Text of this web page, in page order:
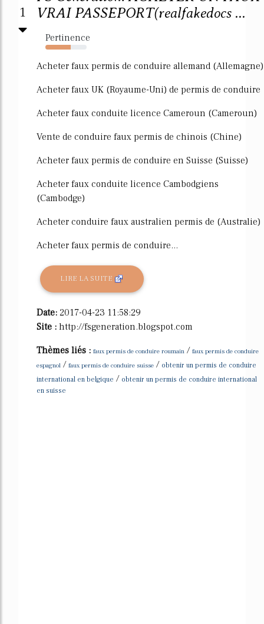
1
VRAI PASSEPORT(realfakedocs ...
Pertinence
61%
Acheter faux permis de conduire allemand (Allemagne)
Acheter faux UK (Royaume-Uni) de permis de conduire
Acheter faux conduite licence Cameroun (Cameroun)
Vente de conduire faux permis de chinois (Chine)
Acheter faux permis de conduire en Suisse (Suisse)
Acheter faux conduite licence Cambodgiens
(Cambodge)
Acheter conduire faux australien permis de (Australie)
Acheter faux permis de conduire...
LIRE LA SUITE
Date: 2017-04-23 11:58:29
Site : http://fsgeneration.blogspot.com
Thèmes liés : faux permis de conduire roumain / faux permis de conduire
espagnol / faux permis de conduire suisse / obtenir un permis de conduire
international en belgique / obtenir un permis de conduire international
en suisse